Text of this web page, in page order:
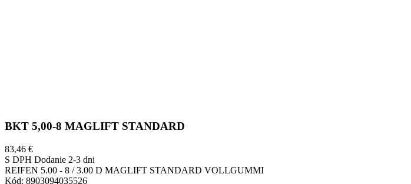
BKT 5,00-8 MAGLIFT STANDARD
83,46 €
S DPH Dodanie 2-3 dni
REIFEN 5.00 - 8 / 3.00 D MAGLIFT STANDARD VOLLGUMMI
Kód: 8903094035526